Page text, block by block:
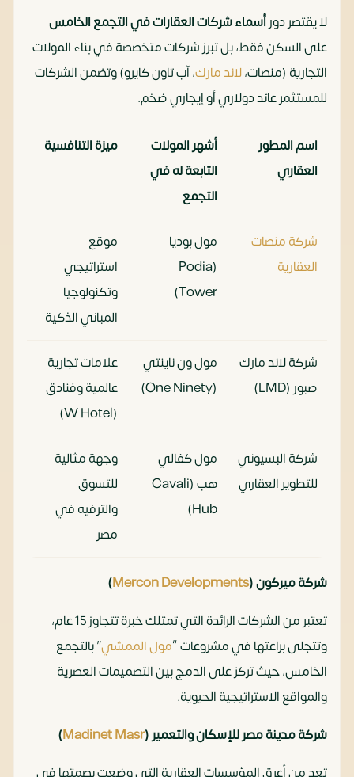
لا يقتصر دورأسماء شركات العقارات في التجمع الخامس
على السكن فقط، بل تبرز شركات متخصصة في بناء المولات
التجارية (منصات،لاند مارك، آب تاون كايرو) وتضمن الشركات
للمستثمر عائد دولاري أو إيجاري ضخم.
اسم المطور
العقاري
أشهر المولات
التابعة له في
التجمع
ميزة التنافسية
شركة منصات
العقارية
مول بوديا
(Podia
Tower)
موقع
استراتيجي
وتكنولوجيا
المباني الذكية
شركة لاند مارك
صبور (LMD)
مول ون ناينتي
(One Ninety)
علامات تجارية
عالمية وفنادق
(W Hotel)
شركة البسيوني
للتطوير العقاري
مول كفالي
هب (Cavali
Hub)
وجهة مثالية
للتسوق
والترفيه في
مصر
شركة ميركون (Mercon Developments
)
تعتبر من الشركات الرائدة التي تمتلك خبرة تتجاوز 15 عام،
وتتجلى براعتها في مشروعات “مول الممشي” بالتجمع
الخامس، حيث تركز على الدمج بين التصميمات العصرية
والمواقع الاستراتيجية الحيوية.
شركة مدينة مصر للإسكان والتعمير (Madinet Masr
)